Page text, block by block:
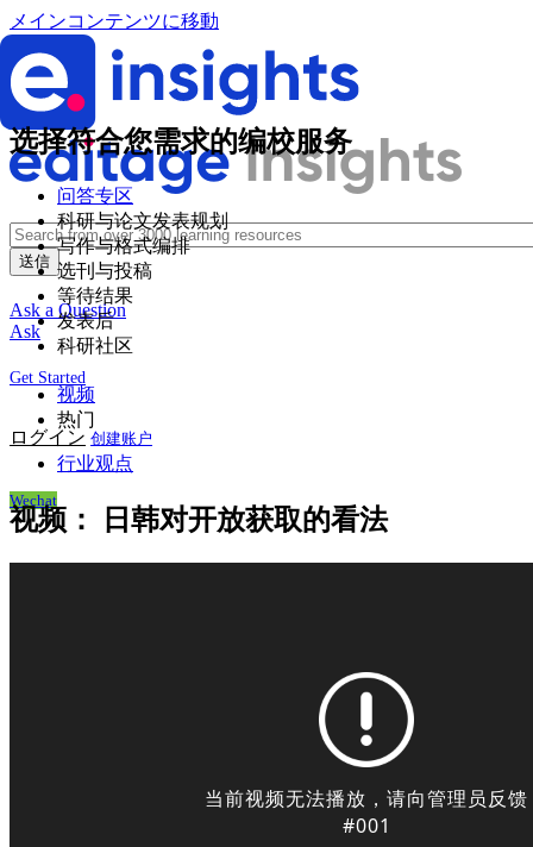
メインコンテンツに移動
Ask a Question
Ask
Get Started
ログイン 创建账户
Wechat
选择符合您需求的编校服务
问答专区
科研与论文发表规划
写作与格式编排
选刊与投稿
等待结果
发表后
科研社区
视频
热门
行业观点
视频： 日韩对开放获取的看法